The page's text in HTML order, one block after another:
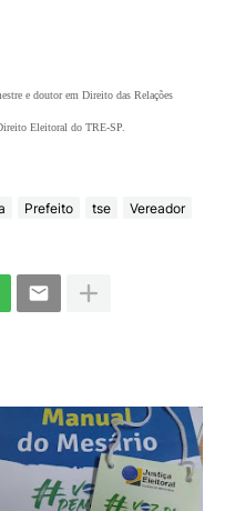
e doutor em Direito das Relações
Eleitoral do TRE-SP.
Prefeito tse
Vereador